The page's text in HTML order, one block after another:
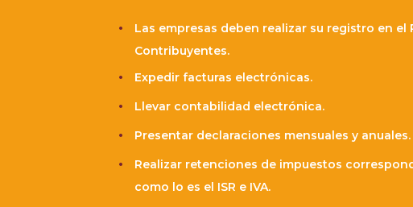
Las empresas deben realizar su registro en el
Contribuyentes.
Expedir facturas electrónicas.
Llevar contabilidad electrónica.
Presentar declaraciones mensuales y anuales.
Realizar retenciones de impuestos
como lo es el ISR e IVA.